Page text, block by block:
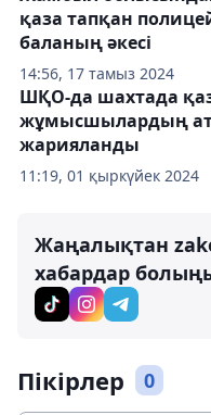
14:56, 17 тамыз 2024
қаза тапқан
баланың әкесі
11:19, 01 қыркүйек 2024
ШҚО-да шахтада
жұмысшылардың
жарияланды
Жаңалықтан
хабардар
Пікірлер 0